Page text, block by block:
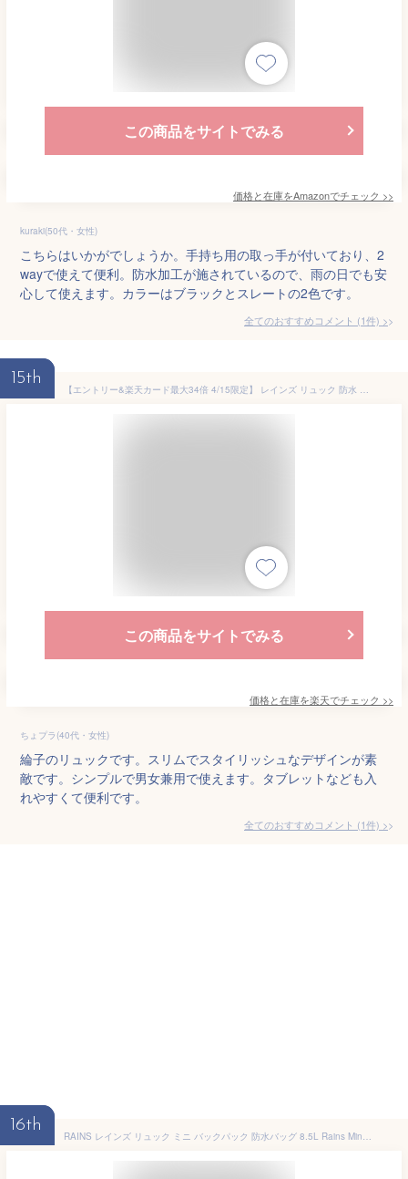
この商品をサイトでみる
価格と在庫をAmazonでチェック >>
kuraki(50代・女性)
こちらはいかがでしょうか。手持ち用の取っ手が付いており、2
wayで使えて便利。防水加工が施されているので、雨の日でも安
心して使えます。カラーはブラックとスレートの2色です。
全てのおすすめコメント (1件) >
15th
【エントリー&楽天カード最大34倍 4/15限定】 レインズ リュック 防水 撥水 RAINS バックパック Backpack Mini リュックサック 通学 通勤 A4 B4 デイパック バッグ スクエア 薄型 かぶせ メンズ レディース 1280
この商品をサイトでみる
価格と在庫を楽天でチェック >>
ちょプラ(40代・女性)
綸子のリュックです。スリムでスタイリッシュなデザインが素
敵です。シンプルで男女兼用で使えます。タブレットなども入
れやすくて便利です。
全てのおすすめコメント (1件) >
16th
RAINS レインズ リュック ミニ バックパック 防水バッグ 8.5L Rains Mini Backpack 1280 送料無料